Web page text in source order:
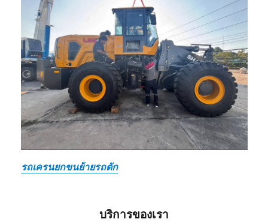
รถเครนยกขนย้ายรถตัก
บริการของเรา